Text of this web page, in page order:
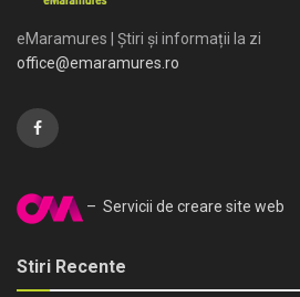
eMaramures | Știri și informații la zi
office@emaramures.ro
– Servicii de creare site web
Stiri Recente